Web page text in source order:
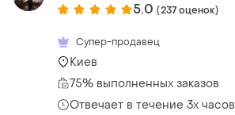
5.0 (237 оценок)
Супер-продавец
Киев
75% выполненных заказов
Отвечает в течение 3х часов